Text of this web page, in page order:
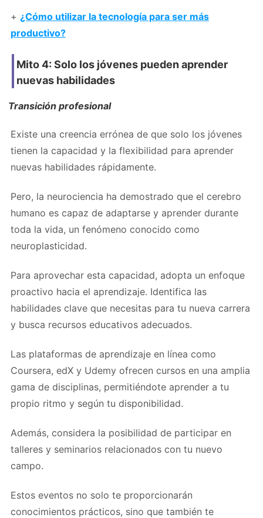
+ ¿Cómo utilizar la tecnología para ser más
productivo?
Mito 4: Solo los jóvenes pueden aprender
nuevas habilidades
Transición profesional
Existe una creencia errónea de que solo los jóvenes
tienen la capacidad y la flexibilidad para aprender
nuevas habilidades rápidamente.
Pero, la neurociencia ha demostrado que el cerebro
humano es capaz de adaptarse y aprender durante
toda la vida, un fenómeno conocido como
neuroplasticidad.
Para aprovechar esta capacidad, adopta un enfoque
proactivo hacia el aprendizaje. Identifica las
habilidades clave que necesitas para tu nueva carrera
y busca recursos educativos adecuados.
Las plataformas de aprendizaje en línea como
Coursera, edX y Udemy ofrecen cursos en una amplia
gama de disciplinas, permitiéndote aprender a tu
propio ritmo y según tu disponibilidad.
Además, considera la posibilidad de participar en
talleres y seminarios relacionados con tu nuevo
campo.
Estos eventos no solo te proporcionarán
conocimientos prácticos, sino que también te